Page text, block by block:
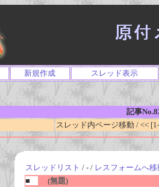
新規作成 スレッド表示
記事
スレッド内ページ移動 / <<
スレッドリスト / - / レスフォームへ移
■
(無題)